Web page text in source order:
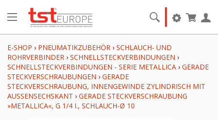
E-SHOP › PNEUMATIKZUBEHÖR › SCHLAUCH- UND
ROHRVERBINDER › SCHNELLSTECKVERBINDUNGEN ›
SCHNELLSTECKVERBINDUNGEN - SERIE METALLICA › GERADE
STECKVERSCHRAUBUNGEN › GERADE
STECKVERSCHRAUBUNG, INNENGEWINDE ZYLINDRISCH MIT
AUSSENSECHSKANT
› GERADE STECKVERSCHRAUBUNG
»METALLICA«, G 1/4 I., SCHLAUCH-Ø 10